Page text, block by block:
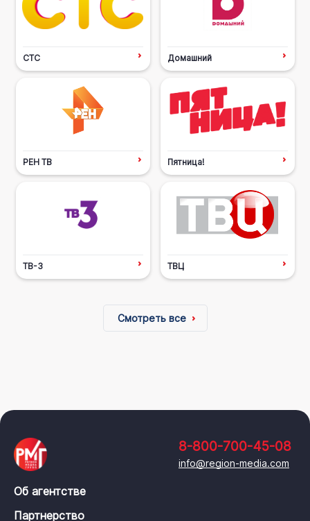
СТС Домашний
РЕН ТВ Пятница!
ТВ-3 ТВЦ
Смотреть все
8-800-700-45-08
info@region-media.com
Об агентстве
Партнерство